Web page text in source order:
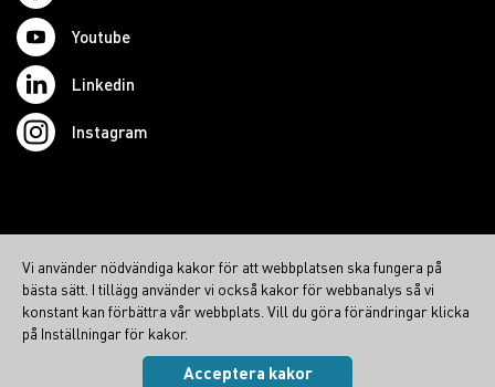
Youtube
Linkedin
Instagram
northcom.no
northcom.dk
northcom.fi
Cookies
Vi använder nödvändiga kakor för att webbplatsen ska fungera på
bästa sätt. I tillägg använder vi också kakor för webbanalys så vi
konstant kan förbättra vår webbplats. Vill du göra förändringar klicka
på Inställningar för kakor.
Acceptera kakor